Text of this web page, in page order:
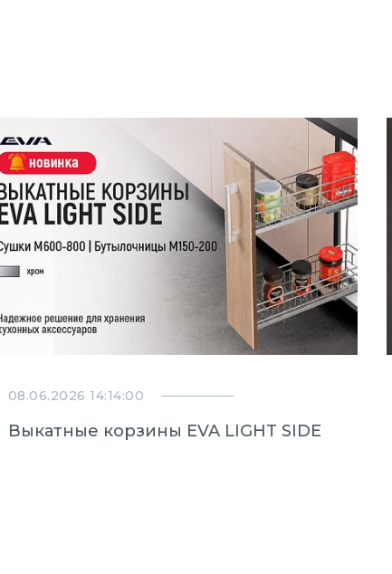
08.06.2026 14:14:00
Выкатные корзины EVA LIGHT SIDE